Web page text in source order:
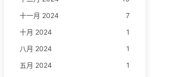
十一月 2024
7
十月 2024
1
八月 2024
1
五月 2024
1